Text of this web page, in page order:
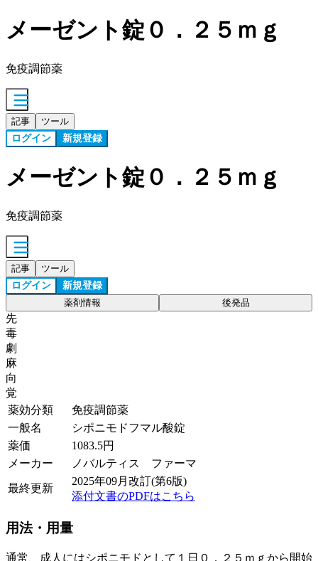
メーゼント錠０．２５ｍｇ
免疫調節薬
記事 ツール
ログイン 新規登録
メーゼント錠０．２５ｍｇ
免疫調節薬
記事 ツール
ログイン 新規登録
薬剤情報 後発品
先
毒
劇
麻
向
覚
薬効分類
免疫調節薬
一般名
シポニモドフマル酸錠
薬価
1083.5円
メーカー
ノバルティス ファーマ
最終更新
2025年09月改訂(第6版)
添付文書のPDFはこちら
用法・用量
通常、成人にはシポニモドとして１日０．２５ｍｇから開始